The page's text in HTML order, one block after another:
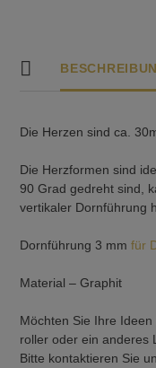
Die Herzen sind ca.
Die Herzformen sind
90 Grad gedreht sind,
vertikaler Dornführung
Dornführung 3 mmfür
Material – Graphit
Möchten Sie Ihre
roller oder ein anderes
Bitte kontaktieren Sie